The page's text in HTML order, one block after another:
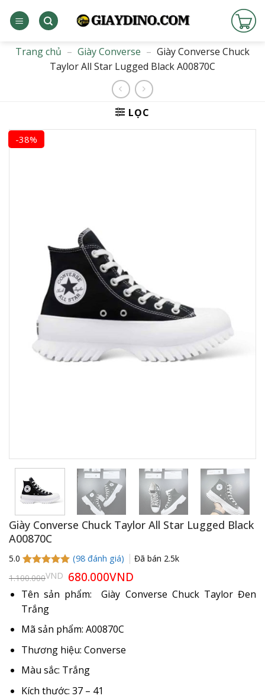
qua
dungTrang chủ – Giày Converse – Giày Converse Chuck
Taylor All Star Lugged Black A00870C
LỌC
-38%
Giày Converse Chuck Taylor All Star Lugged Black
A00870C
5.0
5.0trên 5
dựa trên
98
đánh giá
(98đánh giá) Đã bán 2.5k
1.100.000VND Giá
gốc
là:
1.100.000VND.
680.000VND
tại
là:
Tên sản phẩm: Giày Converse Chuck Taylor Đen
Trắng
Mã sản phẩm: A00870C
Thương hiệu: Converse
Màu sắc: Trắng
Kích thước: 37 – 41